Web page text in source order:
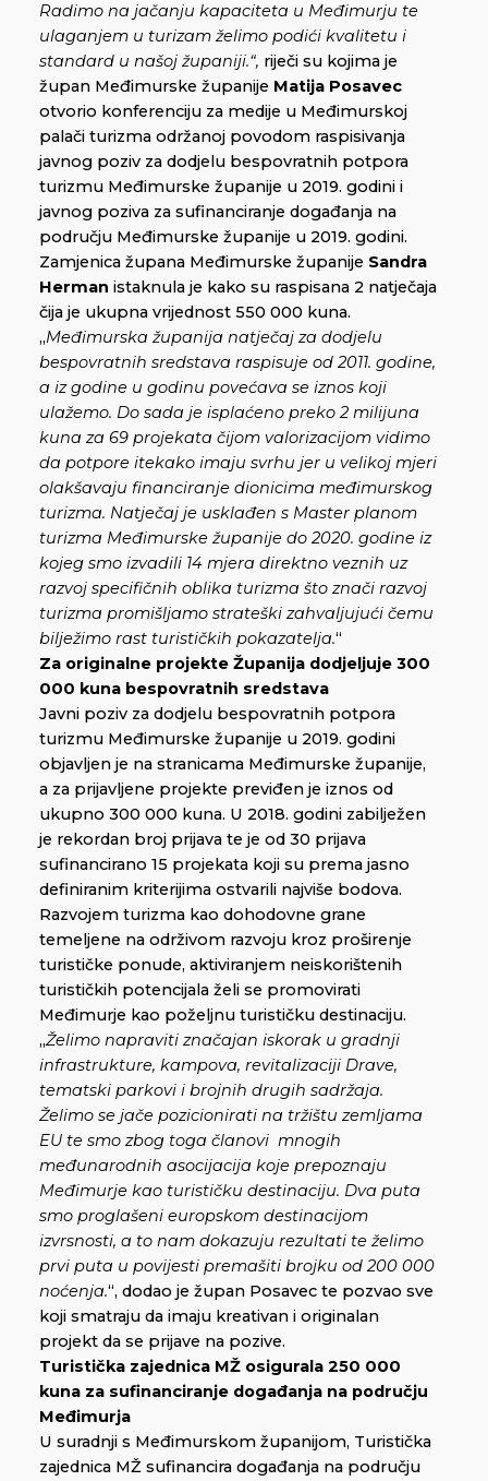
Radimo na jačanju kapaciteta u Međimurju te
ulaganjem u turizam želimo podići kvalitetu i
standard u našoj županiji.“, riječi su kojima je
župan Međimurske županije Matija Posavec
otvorio konferenciju za medije u Međimurskoj
palači turizma održanoj povodom raspisivanja
javnog poziv za dodjelu bespovratnih potpora
turizmu Međimurske županije u 2019. godini i
javnog poziva za sufinanciranje događanja na
području Međimurske županije u 2019. godini.
Zamjenica župana Međimurske županije Sandra
Herman istaknula je kako su raspisana 2 natječaja
čija je ukupna vrijednost 550 000 kuna.
„Međimurska županija natječaj za dodjelu
bespovratnih sredstava raspisuje od 2011. godine,
a iz godine u godinu povećava se iznos koji
ulažemo. Do sada je isplaćeno preko 2 milijuna
kuna za 69 projekata čijom valorizacijom vidimo
da potpore itekako imaju svrhu jer u velikoj mjeri
olakšavaju financiranje dionicima međimurskog
turizma. Natječaj je usklađen s Master planom
turizma Međimurske županije do 2020. godine iz
kojeg smo izvadili 14 mjera direktno veznih uz
razvoj specifičnih oblika turizma što znači razvoj
turizma promišljamo strateški zahvaljujući čemu
bilježimo rast turističkih pokazatelja.“
Za originalne projekte Županija dodjeljuje 300
000 kuna bespovratnih sredstava
Javni poziv za dodjelu bespovratnih potpora
turizmu Međimurske županije u 2019. godini
objavljen je na stranicama Međimurske županije,
a za prijavljene projekte previđen je iznos od
ukupno 300 000 kuna. U 2018. godini zabilježen
je rekordan broj prijava te je od 30 prijava
sufinancirano 15 projekata koji su prema jasno
definiranim kriterijima ostvarili najviše bodova.
Razvojem turizma kao dohodovne grane
temeljene na održivom razvoju kroz proširenje
turističke ponude, aktiviranjem neiskorištenih
turističkih potencijala želi se promovirati
Međimurje kao poželjnu turističku destinaciju.
„Želimo napraviti značajan iskorak u gradnji
infrastrukture, kampova, revitalizaciji Drave,
tematski parkovi i brojnih drugih sadržaja.
Želimo se jače pozicionirati na tržištu zemljama
EU te smo zbog toga članovi mnogih
međunarodnih asocijacija koje prepoznaju
Međimurje kao turističku destinaciju. Dva puta
smo proglašeni europskom destinacijom
izvrsnosti, a to nam dokazuju rezultati te želimo
prvi puta u povijesti premašiti brojku od 200 000
noćenja.“, dodao je župan Posavec te pozvao sve
koji smatraju da imaju kreativan i originalan
projekt da se prijave na pozive.
Turistička zajednica MŽ osigurala 250 000
kuna za sufinanciranje događanja na području
Međimurja
U suradnji s Međimurskom županijom, Turistička
zajednica MŽ sufinancira događanja na području